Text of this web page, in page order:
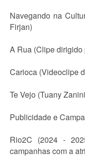
Navegando na
Firjan)
A Rua (Clipe dirigido
Carioca (Videoclipe
Te Vejo (Tuany
Publicidade e
Rio2C (2024 -
campanhas com a